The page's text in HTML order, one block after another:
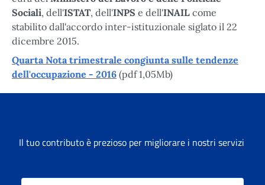
Sociali, dell'ISTAT, dell'INPS e dell'INAIL come
stabilito dall'accordo inter-istituzionale siglato il 22
dicembre 2015.
Quarta Nota trimestrale congiunta sulle tendenze
dell'occupazione - 2016 (pdf 1,05Mb)
Il tuo contributo è prezioso per migliorare i nostri servizi